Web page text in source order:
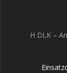
H DLK –